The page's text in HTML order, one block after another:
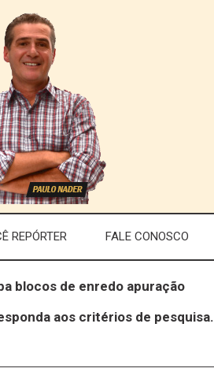
REPÓRTER FALE CONOSCO
blocos de enredo apuração
aos critérios de pesquisa.